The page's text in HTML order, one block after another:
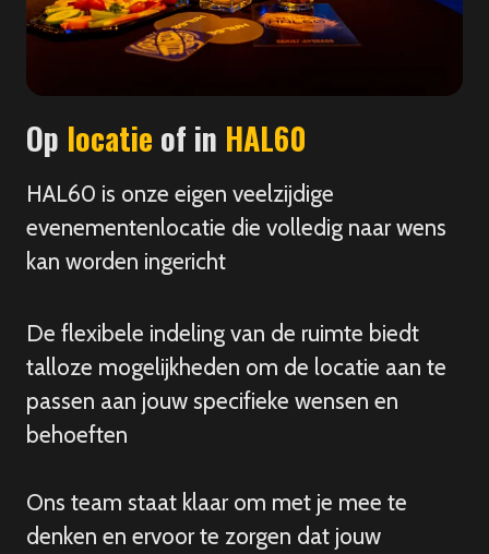
Op locatie of in HAL60
HAL60 is onze eigen veelzijdige
evenementenlocatie die volledig naar wens
kan worden ingericht
De flexibele indeling van de ruimte biedt
talloze mogelijkheden om de locatie aan te
passen aan jouw specifieke wensen en
behoeften
Ons team staat klaar om met je mee te
denken en ervoor te zorgen dat jouw